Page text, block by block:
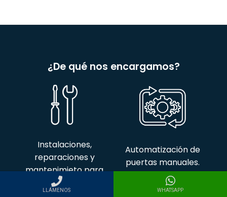
¿De qué nos encargamos?
Instalaciones,
reparaciones y
mantenimieto para
puertas
Automatización de
puertas manuales.